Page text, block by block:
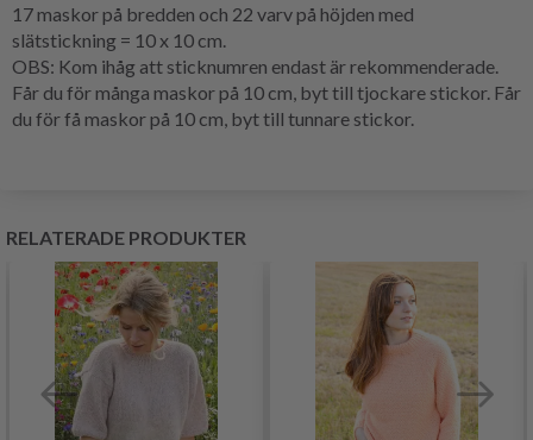
17 maskor på bredden och 22 varv på höjden med
slätstickning = 10 x 10 cm.
OBS: Kom ihåg att sticknumren endast är rekommenderade.
Får du för många maskor på 10 cm, byt till tjockare stickor. Får
du för få maskor på 10 cm, byt till tunnare stickor.
RELATERADE PRODUKTER